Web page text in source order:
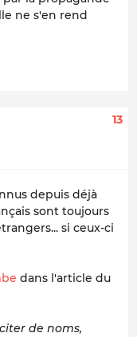
ne s'en rend
13
depuis déjà
sont toujours
si ceux-ci
dans l'article du
de noms,